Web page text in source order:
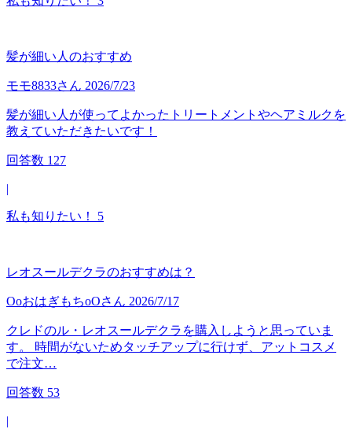
髪が細い人のおすすめ
モモ8833さん 2026/7/23
髪が細い人が使ってよかったトリートメントやヘアミルクを
教えていただきたいです！
回答数 127
|
私も知りたい！ 5
レオスールデクラのおすすめは？
OoおはぎもちoOさん 2026/7/17
クレドのル・レオスールデクラを購入しようと思っていま
す。 時間がないためタッチアップに行けず、アットコスメ
で注文…
回答数 53
|